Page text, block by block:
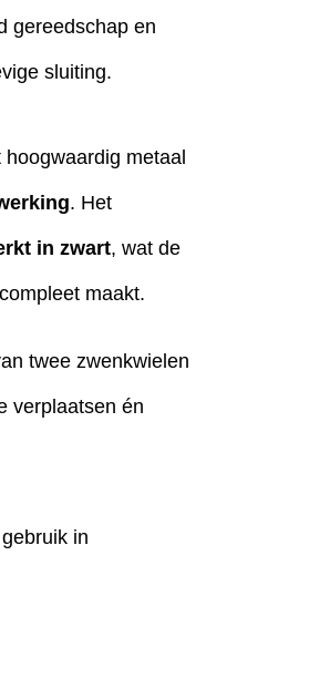
gereedschap en
sluiting.
metaal
. Het
in zwart, wat de
compleet maakt.
twee zwenkwielen
verplaatsen én
in